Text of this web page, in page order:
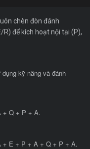
chèn đòn đánh
để kích hoạt nội tại (P),
kỹ năng và đánh
+ Q + P + A.
E + P + A + Q + P + A.